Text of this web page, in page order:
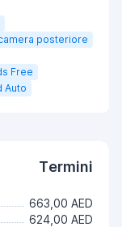
posteriore
Free
Auto
Termini
663,00 AED
624,00 AED